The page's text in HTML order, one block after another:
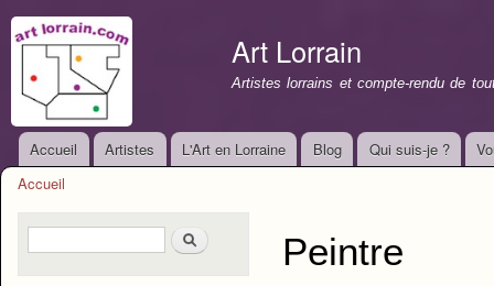
Art Lorrain
Artistes lorrains et compte-rendu de
Menu principal
Accueil Artistes L'Art en Lorraine Blog Qui suis-je ?
Accueil
Formulaire de rechercheRechercher Peintre